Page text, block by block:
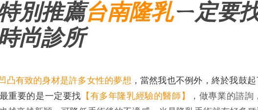
別推薦台南隆乳ㄧ定要
尚診所
凸有致的身材是許多女性的夢想 ，當然我也不例外，終於我鼓
重要的是一定要找 【有多年隆乳經驗的醫師】
，做專業的諮